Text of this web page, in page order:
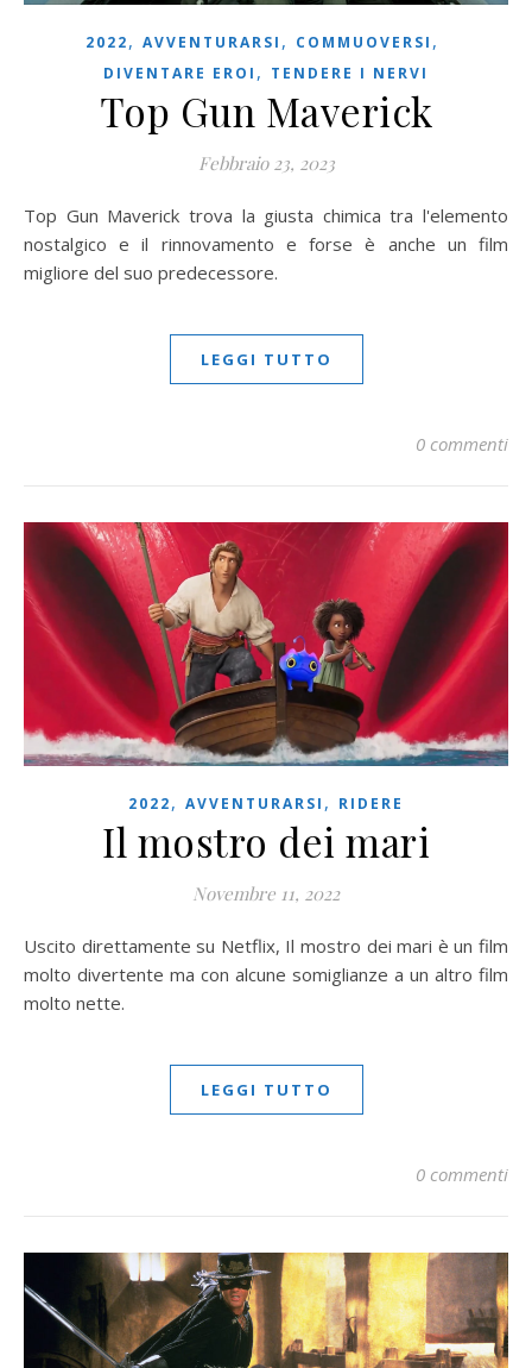
2022, AVVENTURARSI , COMMUOVERSI ,
DIVENTARE EROI , TENDERE I NERVI
Top Gun Maverick
Febbraio 23, 2023
Top Gun Maverick trova la giusta chimica tra l'elemento
nostalgico e il rinnovamento e forse è anche un film
migliore del suo predecessore.
LEGGI TUTTO
0 commenti
2022, AVVENTURARSI , RIDERE
Il mostro dei mari
Novembre 11, 2022
Uscito direttamente su Netflix, Il mostro dei mari è un film
molto divertente ma con alcune somiglianze a un altro film
molto nette.
LEGGI TUTTO
0 commenti